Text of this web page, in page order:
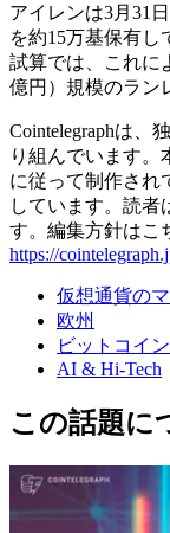
アイレンは3月31
を約15万基保有
試算では、これに
億円）規模のラン
Cointelegraphは、
り組んでいます。
に従って制作され
しています。読者
す。編集方針はこ
https://
仮想通貨の
欧州
ビットコイ
AI & Hi-Tech
この話題に